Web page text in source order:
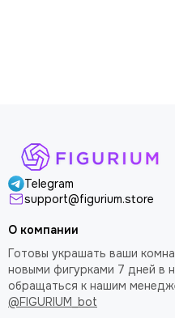
Telegram
support@figurium.store
О компании
Готовы украшать ваши
новыми фигурками 7 дней в
обращаться к нашим
@FIGURIUM_bot